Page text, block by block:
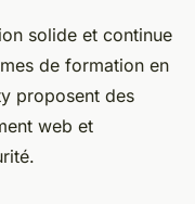
solide et continue
de formation en
proposent des
web et